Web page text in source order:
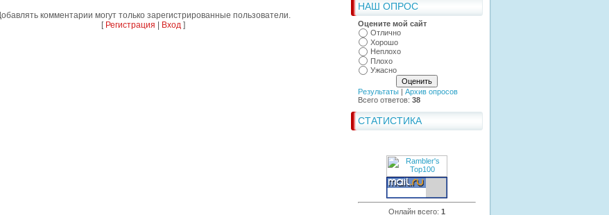
НАШ ОПРОС
Оцените мой сайт
Отлично
Хорошо
Неплохо
Плохо
Ужасно
Результаты | Архив опросов
Всего ответов: 38
СТАТИСТИКА
Онлайн всего: 1
комментарии могут только зарегистрированные пользователи.
[ Регистрация Вход]